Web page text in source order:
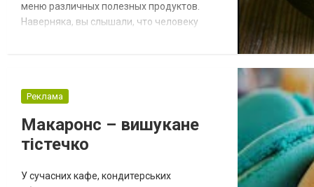
меню различных полезных продуктов.
Наверняка, вы слышали, что человеку
в обычном супермаркете его найти
нужн...
Реклама
Макаронс – вишукане
тістечко
У сучасних кафе, кондитерських